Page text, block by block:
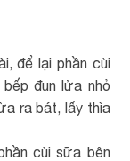
để lại phần cùi
đun lửa nhỏ
ra bát, lấy thìa
cùi sữa bên